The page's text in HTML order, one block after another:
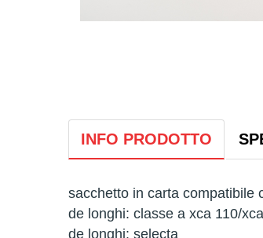
INFO PRODOTTO
sacchetto in carta compatibile
de longhi: classe a xca 110/
de longhi: selecta